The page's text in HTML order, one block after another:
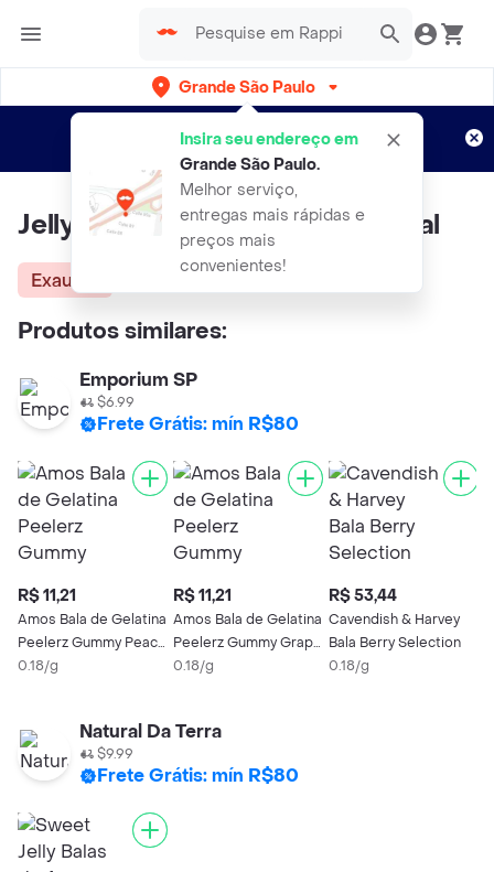
Grande São Paulo
Insira seu endereço em
Grande São Paulo.
Melhor serviço,
entregas mais rápidas e
preços mais
convenientes!
Entregas grátis por 15 dias!
Aplicam T&C
Jelly Belly Bala de Goma Tropical
Exausta
Produtos similares:
Emporium SP
$6.99
Frete Grátis: mín R$80
R$ 11,21
Amos Bala de Gelatina
Peelerz Gummy Peach
Ref.7912
0.18/g
R$ 11,21
Amos Bala de Gelatina
Peelerz Gummy Grape
Ref.7913
0.18/g
R$ 53,44
Cavendish & Harvey
Bala Berry Selection
0.18/g
Natural Da Terra
$9.99
Frete Grátis: mín R$80